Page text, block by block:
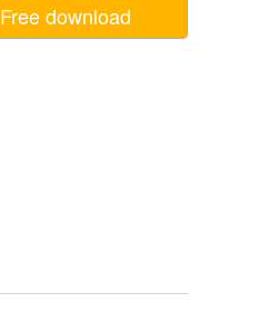
Free download